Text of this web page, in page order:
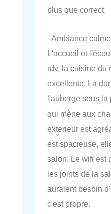
plus que correct.
- Ambiance
L'accueil et
rdv, la cuisine du
excellente. La
l'auberge sous
qui mène aux
exterieur est
est spacieuse,
salon. Le wifi est
les joints de la
auraient besoin
c'est propre.